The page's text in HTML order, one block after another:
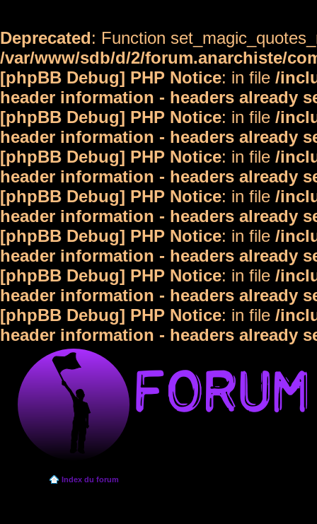
Deprecated: Function
/var/www/sdb/d/2/forum.anarchiste/
[phpBB Debug] PHP Notice: in file /
header information - headers already
[phpBB Debug] PHP Notice: in file /
header information - headers already
[phpBB Debug] PHP Notice: in file /
header information - headers already
[phpBB Debug] PHP Notice: in file /
header information - headers already
[phpBB Debug] PHP Notice: in file /
header information - headers already
[phpBB Debug] PHP Notice: in file /
header information - headers already
[phpBB Debug] PHP Notice: in file /
header information - headers already
Index du forum